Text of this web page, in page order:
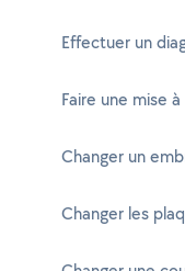
Effectuer un
Faire une mise
Changer un
Changer les